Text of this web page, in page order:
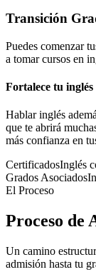
Transición
Puedes comenzar
a tomar cursos en
Fortalece tu
Hablar inglés
que te abrirá
más confianza en
CertificadosInglés
Grados Asociados
El Proceso
Proceso de
Un camino
admisión hasta tu